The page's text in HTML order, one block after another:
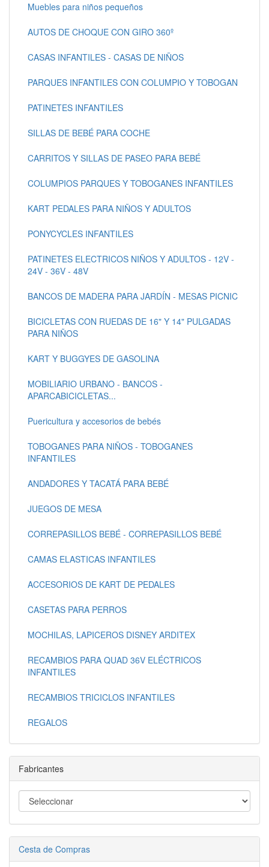
Muebles para niños pequeños
AUTOS DE CHOQUE CON GIRO 360º
CASAS INFANTILES - CASAS DE NIÑOS
PARQUES INFANTILES CON COLUMPIO Y TOBOGAN
PATINETES INFANTILES
SILLAS DE BEBÉ PARA COCHE
CARRITOS Y SILLAS DE PASEO PARA BEBÉ
COLUMPIOS PARQUES Y TOBOGANES INFANTILES
KART PEDALES PARA NIÑOS Y ADULTOS
PONYCYCLES INFANTILES
PATINETES ELECTRICOS NIÑOS Y ADULTOS - 12V -
24V - 36V - 48V
BANCOS DE MADERA PARA JARDÍN - MESAS PICNIC
BICICLETAS CON RUEDAS DE 16" Y 14" PULGADAS
PARA NIÑOS
KART Y BUGGYES DE GASOLINA
MOBILIARIO URBANO - BANCOS -
APARCABICICLETAS...
Puericultura y accesorios de bebés
TOBOGANES PARA NIÑOS - TOBOGANES
INFANTILES
ANDADORES Y TACATÁ PARA BEBÉ
JUEGOS DE MESA
CORREPASILLOS BEBÉ - CORREPASILLOS BEBÉ
CAMAS ELASTICAS INFANTILES
ACCESORIOS DE KART DE PEDALES
CASETAS PARA PERROS
MOCHILAS, LAPICEROS DISNEY ARDITEX
RECAMBIOS PARA QUAD 36V ELÉCTRICOS
INFANTILES
RECAMBIOS TRICICLOS INFANTILES
REGALOS
Fabricantes
Cesta de Compras